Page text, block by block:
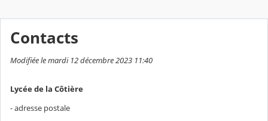
Contacts
Modifiée le mardi 12 décembre 2023 11:40
Lycée de la Côtière
- adresse postale